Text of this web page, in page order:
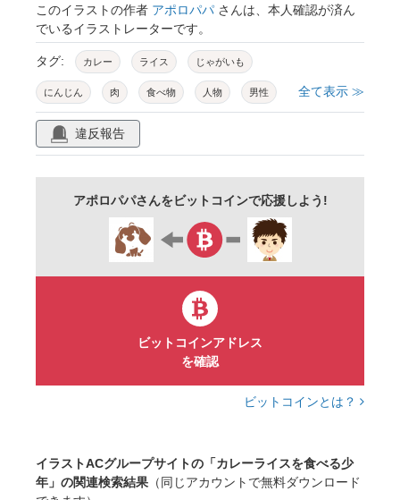
このイラストの作者 アポロパパ さんは、本人確認が済ん
でいるイラストレーターです。
タグ: カレー ライス じゃがいも
にんじん 肉 食べ物 人物 男性
少年 食事 ai生成ツール使用素材
全て表示 ≫
違反報告
アポロパパさんをビットコインで応援しよう!
ビットコインアドレス
を確認
ビットコインとは？
イラストACグループサイトの「カレーライスを食べる少
年」の関連検索結果 （同じアカウントで無料ダウンロード